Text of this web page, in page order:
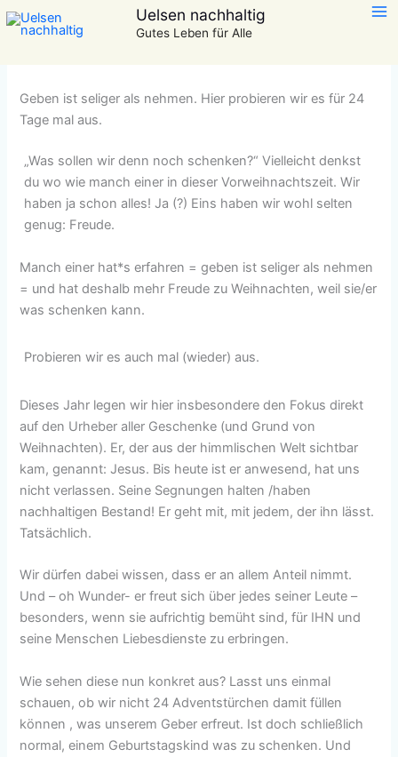
Zum
Inhalt
Uelsen nachhaltig
Gutes Leben für Alle
VonHermann Markert /1. Dezember 2024
Geben ist seliger als nehmen. Hier probieren wir es für 24
Tage mal aus.
„Was sollen wir denn noch schenken?“ Vielleicht denkst
du wo wie manch einer in dieser Vorweihnachtszeit. Wir
haben ja schon alles! Ja (?) Eins haben wir wohl selten
genug: Freude.
Manch einer hat*s erfahren = geben ist seliger als nehmen
= und hat deshalb mehr Freude zu Weihnachten, weil sie/er
was schenken kann.
Probieren wir es auch mal (wieder) aus.
Dieses Jahr legen wir hier insbesondere den Fokus direkt
auf den Urheber aller Geschenke (und Grund von
Weihnachten). Er, der aus der himmlischen Welt sichtbar
kam, genannt: Jesus. Bis heute ist er anwesend, hat uns
nicht verlassen. Seine Segnungen halten /haben
nachhaltigen Bestand! Er geht mit, mit jedem, der ihn lässt.
Tatsächlich.
Wir dürfen dabei wissen, dass er an allem Anteil nimmt.
Und – oh Wunder- er freut sich über jedes seiner Leute –
besonders, wenn sie aufrichtig bemüht sind, für IHN und
seine Menschen Liebesdienste zu erbringen.
Wie sehen diese nun konkret aus? Lasst uns einmal
schauen, ob wir nicht 24 Adventstürchen damit füllen
können , was unserem Geber erfreut. Ist doch schließlich
normal, einem Geburtstagskind was zu schenken. Und